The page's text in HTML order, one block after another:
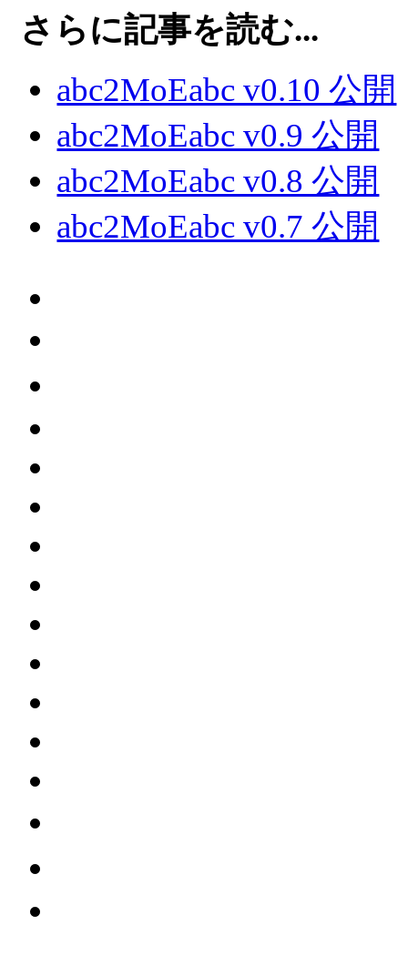
さらに記事を読む...
abc2MoEabc v0.10 公開
abc2MoEabc v0.9 公開
abc2MoEabc v0.8 公開
abc2MoEabc v0.7 公開